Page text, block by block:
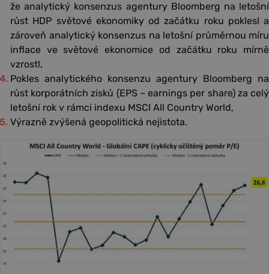
že analytický konsenzus agentury Bloomberg na letošní
růst HDP světové ekonomiky od začátku roku poklesl a
zároveň analytický konsenzus na letošní průměrnou míru
inflace ve světové ekonomice od začátku roku mírně
vzrostl,
Pokles analytického konsenzu agentury Bloomberg na
růst korporátních zisků (EPS – earnings per share) za celý
letošní rok v rámci indexu MSCI All Country World,
Výrazně zvýšená geopolitická nejistota.